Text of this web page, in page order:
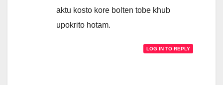
aktu kosto kore bolten tobe khub
upokrito hotam.
LOG IN TO REPLY